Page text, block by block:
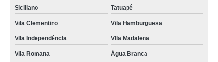
Siciliano Tatuapé
Vila Clementino Vila Hamburguesa
Vila Independência Vila Madalena
Vila Romana
Água Branca